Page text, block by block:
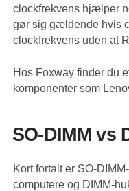
clockfrekvens hjælper
gør sig gældende hvis
clockfrekvens uden at
Hos Foxway finder du
komponenter som
SO-DIMM vs
Kort fortalt er SO-
computere og DIMM-